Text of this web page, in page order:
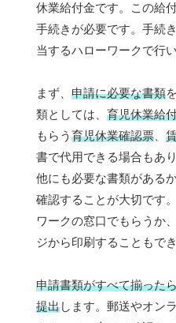
休業給付金です。この給
手続きが必要です。手続
当するハローワークで行い
まず、 申請に必要な書類
類としては、 育児休業給
もらう 育児休業確認票
書で代用できる場合もあ
他にも必要な書類がある
確認することが大切です
ワークの窓口でもらうか
ジから印刷することもでき
申請書類がすべて揃った
提出します。郵送やオン